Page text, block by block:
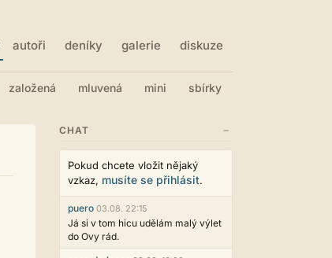
autoři deníky galerie diskuze
založená mluvená mini sbírky
CHAT −
Pokud chcete vložit nějaký
vzkaz, musíte se přihlásit.
puero 03.08. 22:15
Já si v tom hicu udělám malý výlet
do Ovy rád.